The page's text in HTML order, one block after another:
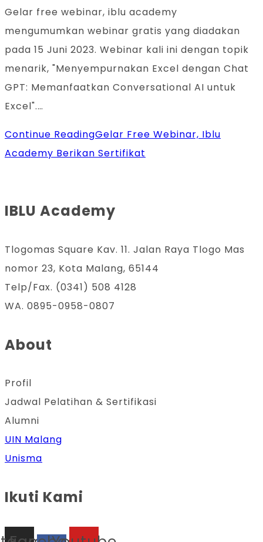
Gelar free webinar, iblu academy
mengumumkan webinar gratis yang diadakan
pada 15 Juni 2023. Webinar kali ini dengan topik
menarik, "Menyempurnakan Excel dengan Chat
GPT: Memanfaatkan Conversational AI untuk
Excel".…
Continue ReadingGelar Free Webinar, Iblu
Academy Berikan Sertifikat
IBLU Academy
Tlogomas Square Kav. 11. Jalan Raya Tlogo Mas
nomor 23, Kota Malang, 65144
Telp/Fax. (0341) 508 4128
WA. 0895-0958-0807
About
Profil
Jadwal Pelatihan & Sertifikasi
Alumni
UIN Malang
Unisma
Ikuti Kami